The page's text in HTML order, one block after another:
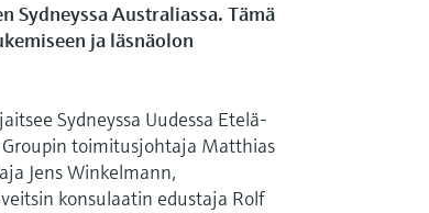
Sydneyssa Australiassa. Tämä
ja läsnäolon
Sydneyssa Uudessa Etelä-
Groupin toimitusjohtaja Matthias
Jens Winkelmann,
konsulaatin edustaja Rolf